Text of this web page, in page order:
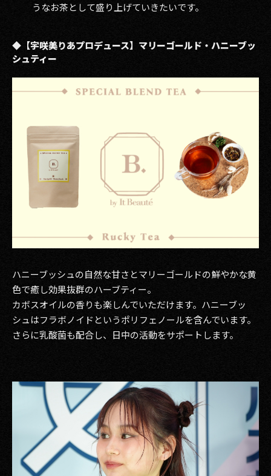
うなお茶として盛り上げていきたいです。
◆【宇咲美りあプロデュース】マリーゴールド・ハニーブッ
シュティー
ハニーブッシュの自然な甘さとマリーゴールドの鮮やかな黄
色で癒し効果抜群のハーブティー。
カボスオイルの香りも楽しんでいただけます。ハニーブッ
シュはフラボノイドというポリフェノールを含んでいます。
さらに乳酸菌も配合し、日中の活動をサポートします。